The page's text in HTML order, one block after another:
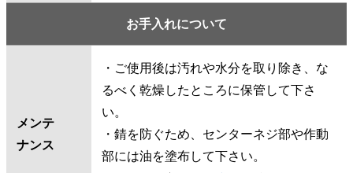
お手入れについて
メンテ
ナンス
・ご使用後は汚れや水分を取り除き、な
るべく乾燥したところに保管して下さ
い。
・錆を防ぐため、センターネジ部や作動
部には油を塗布して下さい。